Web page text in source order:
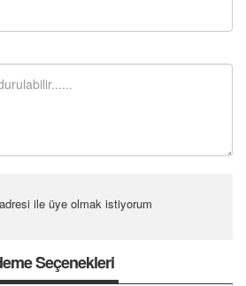
ile üye olmak istiyorum
Seçenekleri